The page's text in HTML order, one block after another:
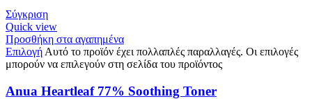
Σύγκριση
Quick view
Προσθήκη στα αγαπημένα
Επιλογή Αυτό το προϊόν έχει πολλαπλές παραλλαγές. Οι επιλογές
μπορούν να επιλεγούν στη σελίδα του προϊόντος
Anua Heartleaf 77% Soothing Toner